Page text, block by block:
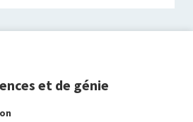
et de génie